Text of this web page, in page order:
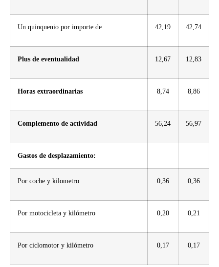
Un quinquenio por importe de 42,19 42,74
Plus de eventualidad 12,67 12,83
Horas extraordinarias 8,74 8,86
Complemento de actividad 56,24 56,97
Gastos de desplazamiento:
Por coche y kilometro 0,36 0,36
Por motocicleta y kilómetro 0,20 0,21
Por ciclomotor y kilómetro 0,17 0,17